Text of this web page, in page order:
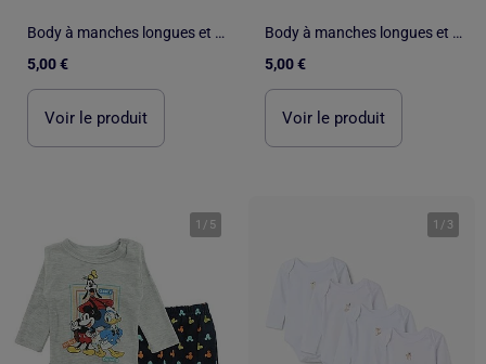
Body à manches longues et col boutonné
5,00 €
Voir le produit
Body à manches longues et col boutonné
5,00 €
Voir le produit
1 / 5 1 / 3